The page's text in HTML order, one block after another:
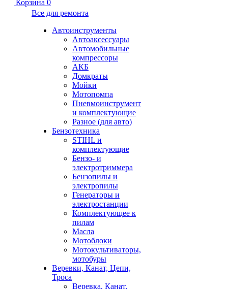
Корзина 0
Все для ремонта
Автоинструменты
Автоаксессуары
Автомобильные
компрессоры
АКБ
Домкраты
Мойки
Мотопомпа
Пневмоинструмент
и комплектующие
Разное (для авто)
Бензотехника
STIHL и
комплектующие
Бензо- и
электротриммера
Бензопилы и
электропилы
Генераторы и
электростанции
Комплектующее к
пилам
Масла
Мотоблоки
Мотокультиваторы,
мотобуры
Веревки, Канат, Цепи,
Троса
Веревка, Канат,